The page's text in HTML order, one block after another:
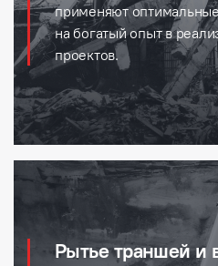
применяют
на богатый опыт в
проектов.
Рытье траншей и